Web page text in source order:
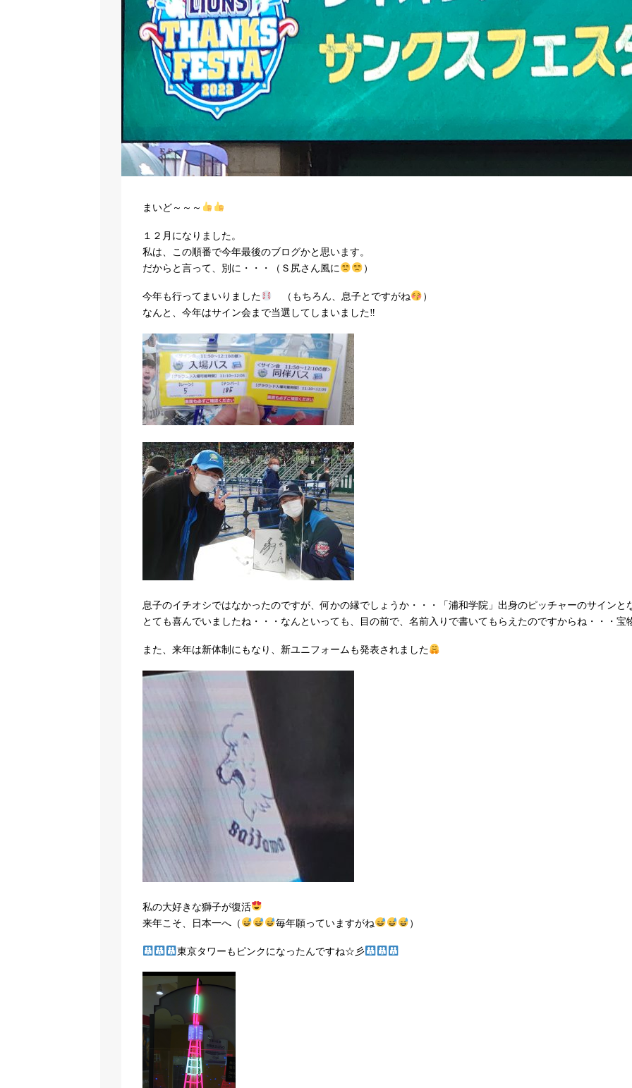
まいど～～～
１２月になりました。
私は、この順番で今年最後のブログかと思います。
だからと言って、別に・・・（Ｓ尻さん風に
）
今年も行ってまいりました （もちろん、息子とですがね
）
なんと、今年はサイン会まで当選してしまいました‼
息子のイチオシではなかったのですが、何かの縁でしょうか・・・「浦和学院」出身のピッチャーのサインと
とても喜んでいましたね・・・なんといっても、目の前で、名前入りで書いてもらえたのですからね・・・宝
また、来年は新体制にもなり、新ユニフォームも発表されました
私の大好きな獅子が復活
来年こそ、日本一へ（
毎年願っていますがね ）
東京タワーもピンクになったんですね☆彡